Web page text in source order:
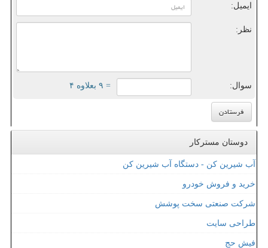
ایمیل:
نظر:
سوال: = ۹ بعلاوه ۴
دوستان مسترکار
آب شیرین کن - دستگاه آب شیرین کن
خرید و فروش خودرو
شرکت صنعتی سخت پوشش
طراحی سایت
فیش حج